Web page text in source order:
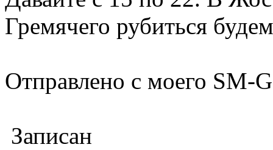
Гремячего рубиться
Отправлено с моего SM-
Записан